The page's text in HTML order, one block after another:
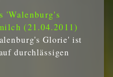
'Walenburg's
(21.04.2011)
Glorie' ist
durchlässigen